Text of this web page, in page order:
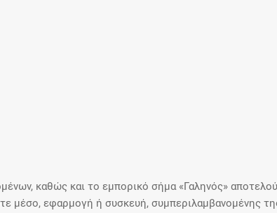
καθώς και το εμπορικό σήμα «Γαληνός»
μέσο, εφαρμογή ή συσκευή, συμπεριλαμβανομένης